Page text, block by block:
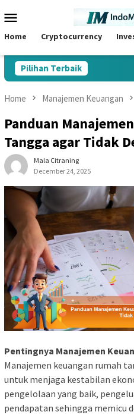
to
Menu
Home Cryptocurrency
Pilihan Terbaik
Home Manajemen Keuangan
Panduan
Tangga agar Tidak
Mala Citraning
December 24, 2025
Pentingnya Manajemen
Manajemen keuangan rumah
untuk menjaga kestabilan
pengelolaan yang baik,
pendapatan sehingga memicu